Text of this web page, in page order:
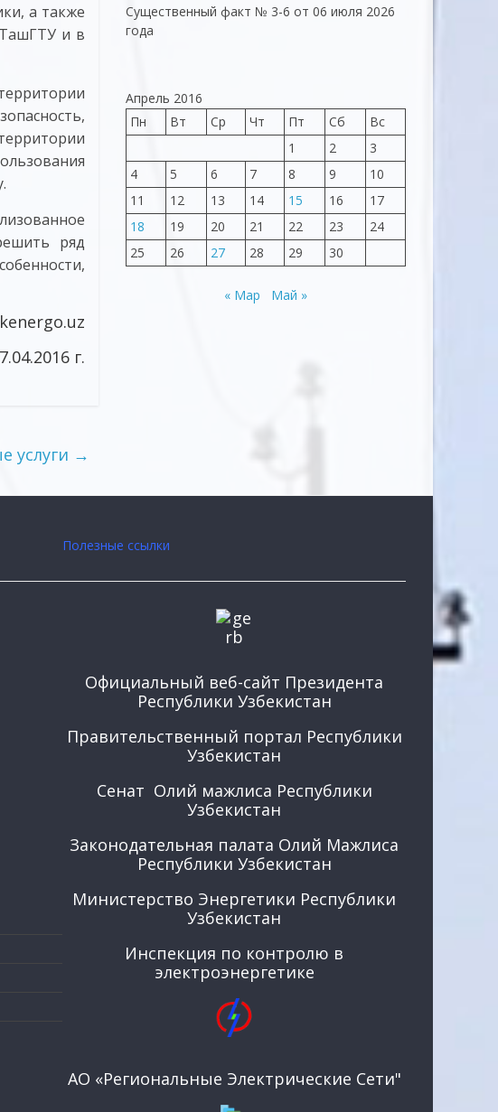
а также
и в
ряд
г.
услуги →
Существенный факт № 3-6 от 06 июля 2026
года
Апрель 2016
Пн
Вт Ср Чт Пт Сб
Вс
1
2
3
4
5 6 7 8 9
10
11
12 13 14 15 16
17
18
19 20 21 22 23
24
25
26 27 28 29 30
« Мар Май »
Полезные ссылки
Официальный веб-сайт Президента
Республики Узбекистан
Правительственный портал Республики
Узбекистан
Сенат Олий мажлиса Республики
Узбекистан
Законодательная палата Олий Мажлиса
Республики Узбекистан
Министерство Энергетики Республики
Узбекистан
Инспекция по контролю в
электроэнергетике
АО «Региональные Электрические Сети"